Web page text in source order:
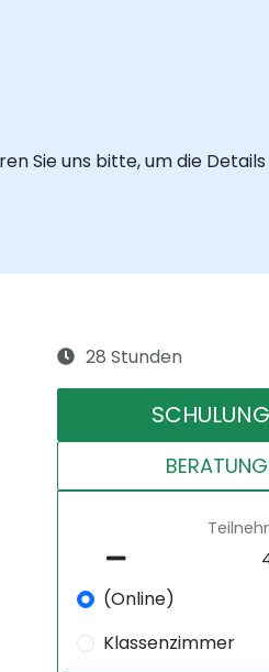
Sie uns bitte, um die
28 Stunden
(Online)
Klassenzimmer